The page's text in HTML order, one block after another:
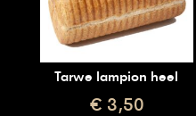
Tarwe lampion heel
€ 3,50